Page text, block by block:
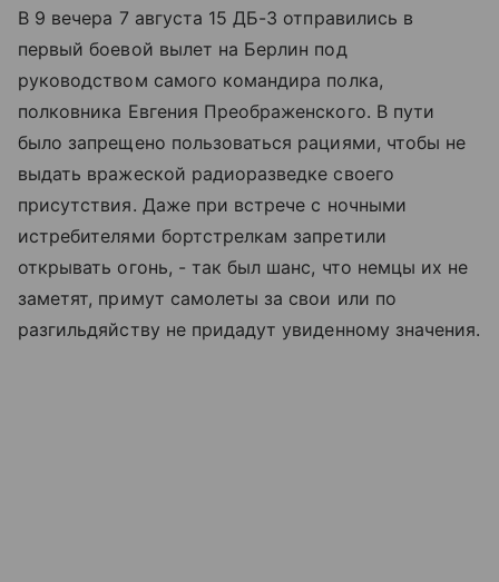
В 9 вечера 7 августа 15 ДБ-3 отправились в
первый боевой вылет на Берлин под
руководством самого командира полка,
полковника Евгения Преображенского. В пути
было запрещено пользоваться рациями, чтобы не
выдать вражеской радиоразведке своего
присутствия. Даже при встрече с ночными
истребителями бортстрелкам запретили
открывать огонь, - так был шанс, что немцы их не
заметят, примут самолеты за свои или по
разгильдяйству не придадут увиденному значения.